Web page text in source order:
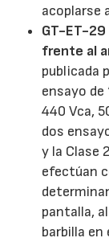
acoplarse
GT-ET-
frente al
publicada
ensayo de
440 Vca,
dos
y la Clase
efectúan
pantalla,
barbilla en